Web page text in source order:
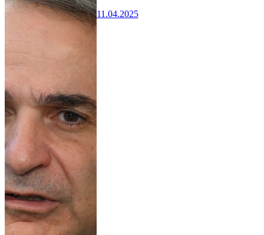
11.04.2025